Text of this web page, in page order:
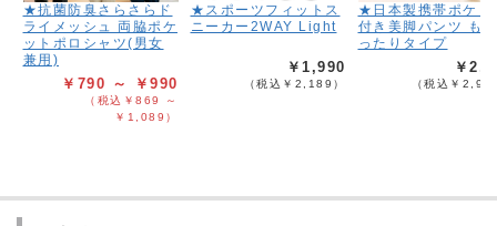
★抗菌防臭さらさらド
ライメッシュ 両脇ポケ
ットポロシャツ(男女
兼用)
￥790 ～ ￥990
（税込￥869 ～
￥1,089）
★スポーツフィットス
ニーカー2WAY Light
￥1,990
（税込￥2,189）
★日本製携帯ポケッ
付き美脚パンツ も
ったりタイプ
￥
（税込￥